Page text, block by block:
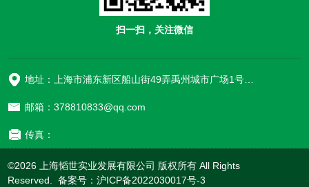
扫一扫，关注微信
地址：上海市浦东新区船山街49弄禹州城市广场1号楼906
邮箱：378810833@qq.com
传真：
©2026 上海韬世实业发展有限公司 版权所有 All Rights
Reserved. 备案号：沪ICP备2022030017号-3